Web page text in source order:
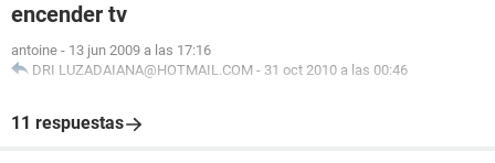
encender tv
antoine - 13 jun 2009 a las 17:16
DRI LUZADAIANA@HOTMAIL.COM - 31 oct 2010 a las 00:46
11 respuestas